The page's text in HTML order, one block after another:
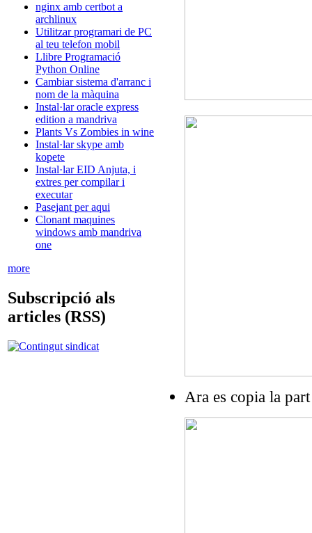
nginx amb certbot a
archlinux
Utilitzar programari de PC
al teu telefon mobil
Llibre Programació
Python Online
Cambiar sistema d'arranc i
nom de la màquina
Instal·lar oracle express
edition a mandriva
Plants Vs Zombies in wine
Instal·lar skype amb
kopete
Instal·lar EID Anjuta, i
extres per compilar i
executar
Pasejant per aqui
Clonant maquines
windows amb mandriva
one
more
Subscripció als
articles (RSS)
Ara es copia la